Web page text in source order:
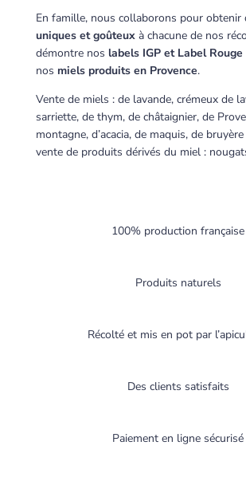
En famille, nous collaborons pour obtenir
uniques et goûteuxà chacune de nos
démontre nos labels IGP et Label Rouge
nos miels produits en Provence.
Vente de miels : de lavande, crémeux de
sarriette, de thym, de châtaignier, de
montagne, d’acacia, de maquis, de
vente de produits dérivés du miel :
100% production française
Produits naturels
Récolté et mis en pot par
Des clients satisfaits
Paiement en ligne sécurisé